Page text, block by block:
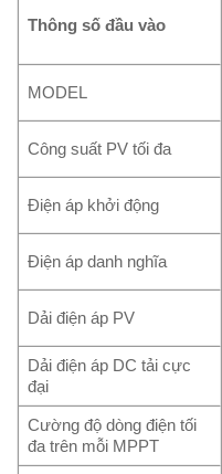
Thông số đầu vào
MODEL
Công suất PV tối đa
Điện áp khởi động
Điện áp danh nghĩa
Dải điện áp PV
Dải điện áp DC tải cực
đại
Cường độ dòng điện tối
đa trên mỗi MPPT